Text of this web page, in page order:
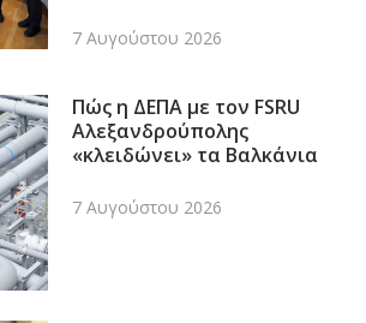
7 Αυγούστου 2026
Πώς η ΔΕΠΑ με τον FSRU
Αλεξανδρούπολης
«κλειδώνει» τα Βαλκάνια
7 Αυγούστου 2026